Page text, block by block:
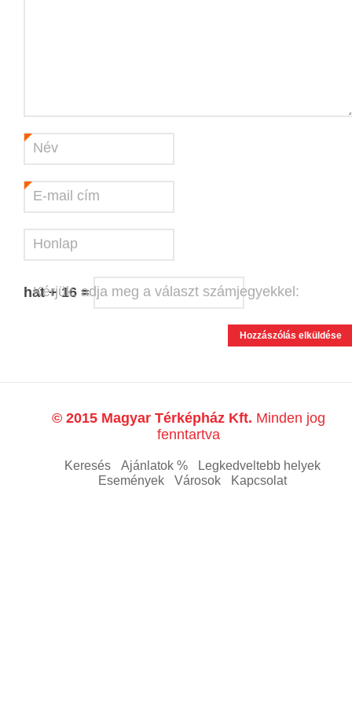
Név
E-mail cím
Honlap
Kérjük, adja meg a választ számjegyekkel:
hat + 16 =
© 2015 Magyar Térképház Kft. Minden jog
fenntartva
Keresés Ajánlatok %
Legkedveltebb helyek
Események
Városok Kapcsolat